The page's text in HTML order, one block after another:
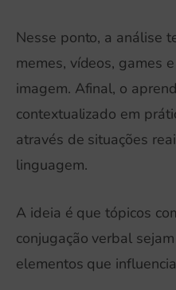
Nesse ponto, a análise
memes, vídeos, games
imagem. Afinal, o
contextualizado em
através de situações
linguagem.
A ideia é que tópicos
conjugação verbal
elementos que